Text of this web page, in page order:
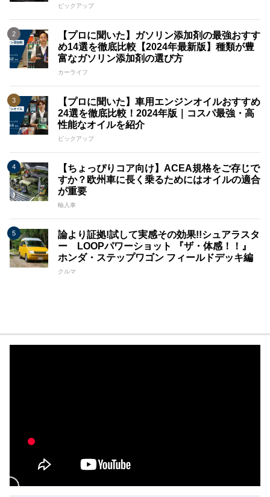
ピックアップ
【プロに聞いた】ガソリン添加剤の最強おすす
め14選を徹底比較【2024年最新版】種類が豊
富なガソリン添加剤の選び方
カーライフ
【プロに聞いた】車用エンジンオイルおすすめ
24選を徹底比較！2024年版｜コスパ最強・高
性能なオイルを紹介
ピックアップ
【ちょっぴりコア向け】ACEA規格をご存じで
すか？欧州車に長く乗るためにはオイルの適合
が重要
輸入車
論より証拠!試して実感その効果!!シュアラスタ
ー LOOPパワーショット 『ザ・体感！！』
ホンダ・ステップワゴン フィールドデッキ編
クルマ